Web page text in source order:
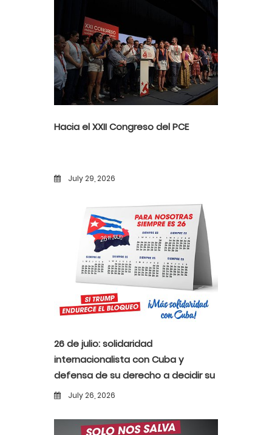
Hacia el XXII Congreso del PCE
July 29, 2026
26 de julio: solidaridad
internacionalista con Cuba y
defensa de su derecho a decidir su
propio destino
July 26, 2026